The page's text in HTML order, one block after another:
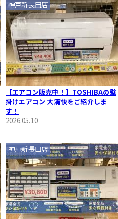
【エアコン販売中！】TOSHIBAの壁
掛けエアコン 大清快をご紹介しま
す！
2026.05.10
神戸新長田店
神戸新長田店